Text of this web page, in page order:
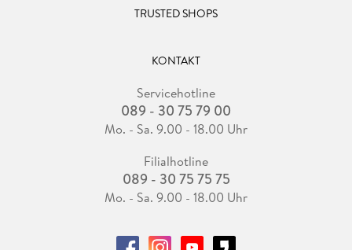
TRUSTED SHOPS
KONTAKT
Servicehotline
089 - 30 75 79 00
Mo. - Sa. 9.00 - 18.00 Uhr
Filialhotline
089 - 30 75 75 75
Mo. - Sa. 9.00 - 18.00 Uhr